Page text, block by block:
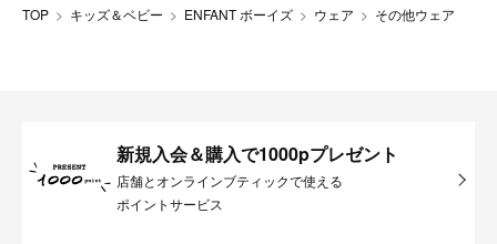
TOP キッズ＆ベビー ENFANT ボーイズ ウェア その他ウェア
新規入会＆購入で1000pプレゼント
店舗とオンラインブティックで使える
ポイントサービス